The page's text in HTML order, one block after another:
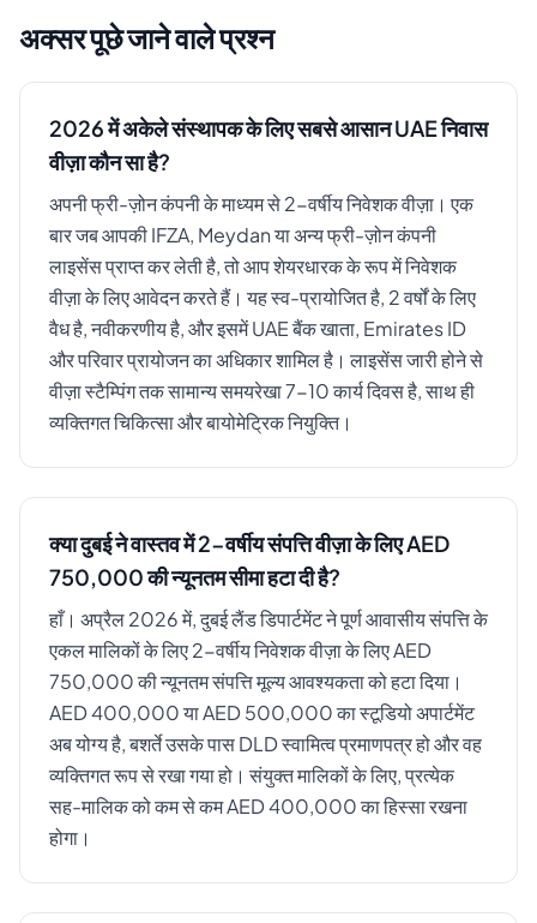
अक्सर पूछे जाने वाले प्रश्न
2026 में अकेले संस्थापक के लिए सबसे आसान UAE निवास
वीज़ा कौन सा है?
अपनी फ्री-ज़ोन कंपनी के माध्यम से 2-वर्षीय निवेशक वीज़ा। एक
बार जब आपकी IFZA, Meydan या अन्य फ्री-ज़ोन कंपनी
लाइसेंस प्राप्त कर लेती है, तो आप शेयरधारक के रूप में निवेशक
वीज़ा के लिए आवेदन करते हैं। यह स्व-प्रायोजित है, 2 वर्षों के लिए
वैध है, नवीकरणीय है, और इसमें UAE बैंक खाता, Emirates ID
और परिवार प्रायोजन का अधिकार शामिल है। लाइसेंस जारी होने से
वीज़ा स्टैम्पिंग तक सामान्य समयरेखा 7-10 कार्य दिवस है, साथ ही
व्यक्तिगत चिकित्सा और बायोमेट्रिक नियुक्ति।
क्या दुबई ने वास्तव में 2-वर्षीय संपत्ति वीज़ा के लिए AED
750,000 की न्यूनतम सीमा हटा दी है?
हाँ। अप्रैल 2026 में, दुबई लैंड डिपार्टमेंट ने पूर्ण आवासीय संपत्ति के
एकल मालिकों के लिए 2-वर्षीय निवेशक वीज़ा के लिए AED
750,000 की न्यूनतम संपत्ति मूल्य आवश्यकता को हटा दिया।
AED 400,000 या AED 500,000 का स्टूडियो अपार्टमेंट
अब योग्य है, बशर्ते उसके पास DLD स्वामित्व प्रमाणपत्र हो और वह
व्यक्तिगत रूप से रखा गया हो। संयुक्त मालिकों के लिए, प्रत्येक
सह-मालिक को कम से कम AED 400,000 का हिस्सा रखना
होगा।